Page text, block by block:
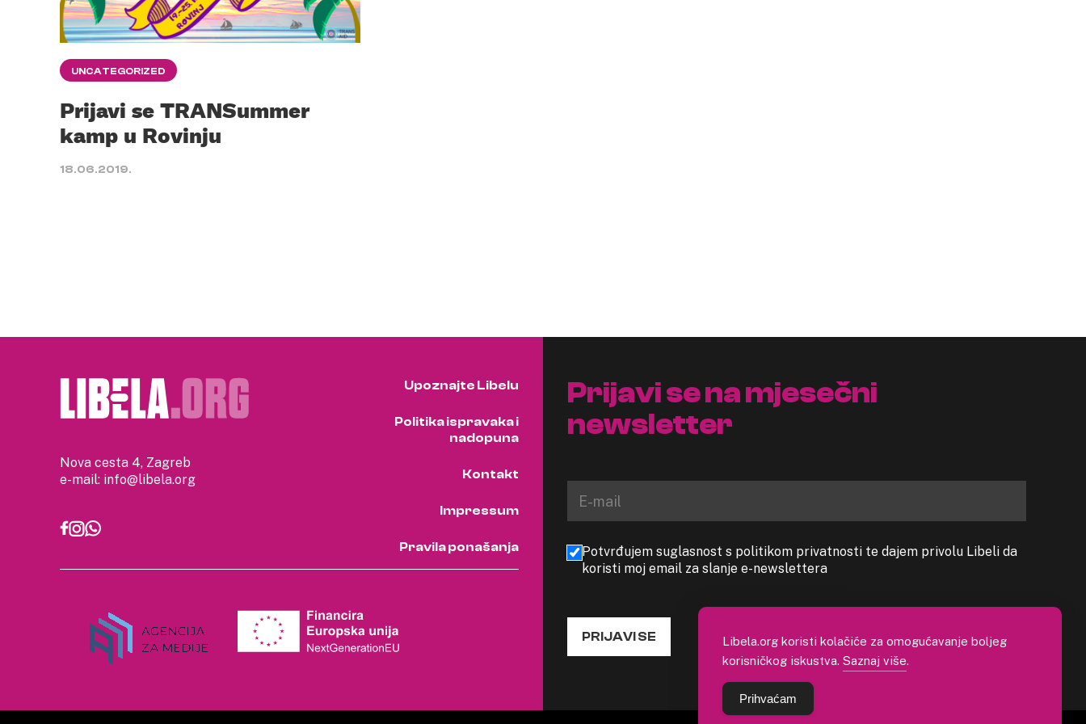
UNCATEGORIZED
Prijavi se TRANSummer
kamp u Rovinju
18.06.2019.
Nova cesta 4, Zagreb
e-mail: info@libela.org
Upoznajte Libelu
Politika ispravaka i
nadopuna
Kontakt
Impressum
Pravila ponašanja
Prijavi se na mjesečni
newsletter
Potvrđujem suglasnost s politikom privatnosti te dajem privolu Libeli da
koristi moj email za slanje e-newslettera
PRIJAVI SE
Libela.org koristi kolačiće za omogućavanje boljeg
korisničkog iskustva. Saznaj više.
Prihvaćam